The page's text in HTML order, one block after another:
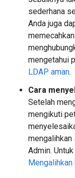
sederhana
Anda juga
mengetahui
LDAP aman.
Cara
Setelah
mengikuti
mengalihkan
Admin.